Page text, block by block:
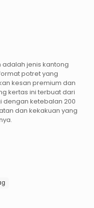
adalah jenis kantong
potret yang
kesan premium dan
kertas ini terbuat dari
dengan ketebalan 200
dan kekakuan yang